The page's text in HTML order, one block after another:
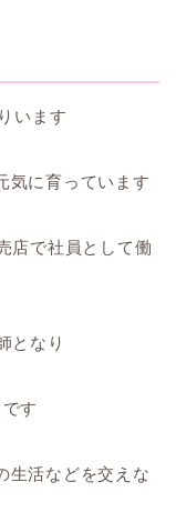
います
気に育っています
店で社員として働
となり
す
生活などを交えな